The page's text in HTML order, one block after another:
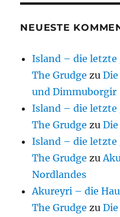
NEUESTE
Island – die letzte
The Grudge zu
und Dimmuborgir
Island – die letzte
The Grudge zu
Island – die letzte
The Grudge zu
Nordlandes
Akureyri – die
The Grudge zu